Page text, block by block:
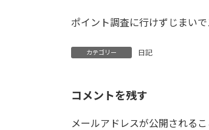
ポイント調査に行けずじまいで
カテゴリー 日記
コメントを残す
メールアドレスが公開されるこ